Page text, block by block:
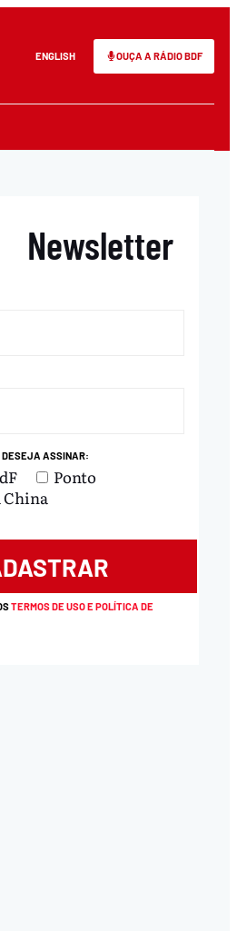
ENGLISH OUÇA A RÁDIO BDF
Newsletter
DESEJA ASSINAR:
Ponto
China
TERMOS DE USO E POLÍTICA DE